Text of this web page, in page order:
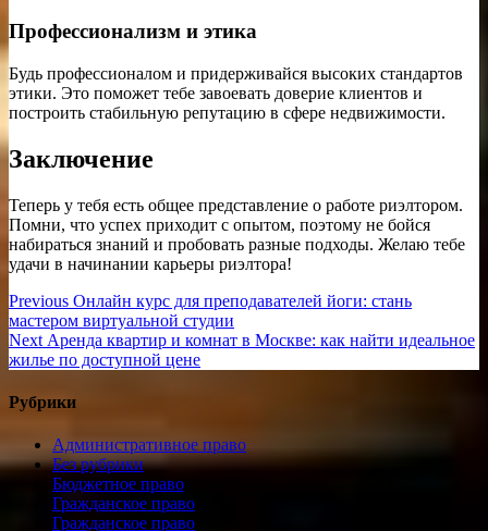
Профессионализм и этика
Будь профессионалом и придерживайся высоких стандартов
этики. Это поможет тебе завоевать доверие клиентов и
построить стабильную репутацию в сфере недвижимости.
Заключение
Теперь у тебя есть общее представление о работе риэлтором.
Помни, что успех приходит с опытом, поэтому не бойся
набираться знаний и пробовать разные подходы. Желаю тебе
удачи в начинании карьеры риэлтора!
Навигация
по
записям
Previous Previous
post:
Онлайн курс для преподавателей йоги: стань
мастером виртуальной студии
Next Next
post:
Аренда квартир и комнат в Москве: как найти идеальное
жилье по доступной цене
Рубрики
Административное право
Без рубрики
Бюджетное право
Гражданское право
Гражданское право